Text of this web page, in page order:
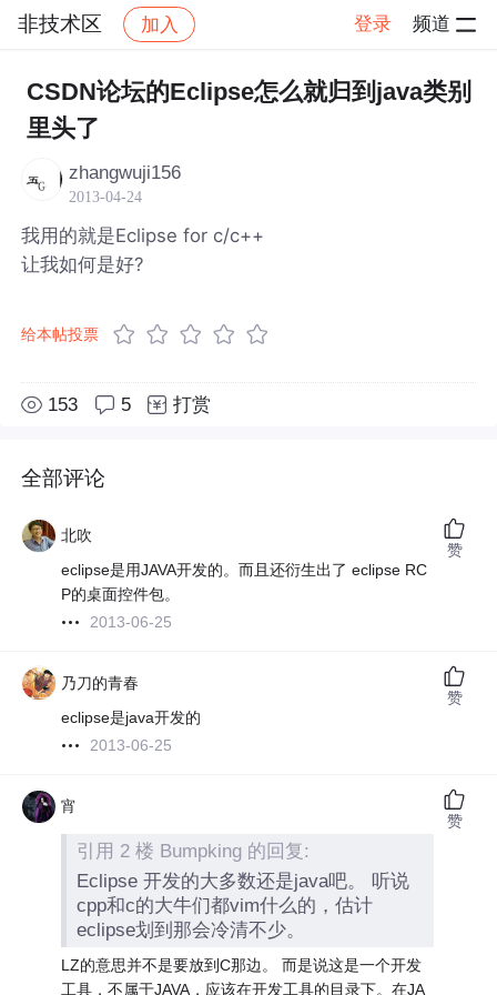
非技术区 加入 登录 频道
社区 非技术区 帖子详情
CSDN论坛的Eclipse怎么就归到java类别
里头了
zhangwuji156
2013-04-24
我用的就是Eclipse for c/c++
让我如何是好?
给本帖投票
153 5 打赏
全部评论
北吹
eclipse是用JAVA开发的。而且还衍生出了 eclipse RC
P的桌面控件包。
2013-06-25
赞
乃刀的青春
eclipse是java开发的
2013-06-25
赞
宵
引用 2 楼 Bumpking 的回复:
Eclipse 开发的大多数还是java吧。 听说
cpp和c的大牛们都vim什么的，估计
eclipse划到那会冷清不少。
LZ的意思并不是要放到C那边。 而是说这是一个开发
工具，不属于JAVA，应该在开发工具的目录下。在JA
赞